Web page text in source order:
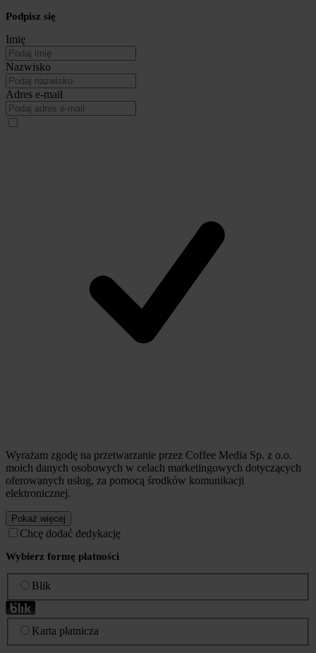
Podpisz się
Imię
Nazwisko
Adres e-mail
Wyrażam zgodę na przetwarzanie przez Coffee Media Sp. z o.o.
moich danych osobowych w celach marketingowych dotyczących
oferowanych usług, za pomocą środków komunikacji
elektronicznej.
Pokaż więcej
Chcę dodać dedykację
Wybierz formę płatności
Blik
Karta płatnicza